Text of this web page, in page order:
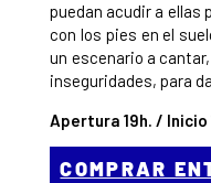
puedan acudir a ellas
con los pies en el
un escenario a
inseguridades, para
Apertura 19h. / Inicio
COMPRAR